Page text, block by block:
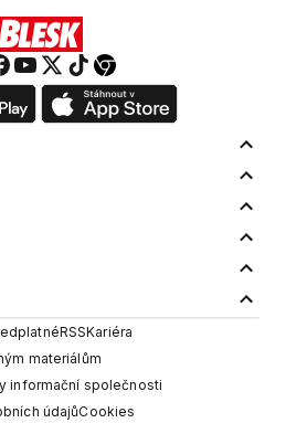
RSSKariéra
materiálům
informační společnosti
údajůCookies